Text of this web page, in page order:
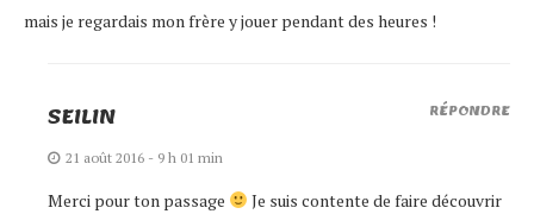
mais je regardais mon frère y jouer pendant des heures !
SEILIN
21 août 2016 - 9 h 01 min
Merci pour ton passage
Je suis contente de faire découvrir
RÉPONDRE